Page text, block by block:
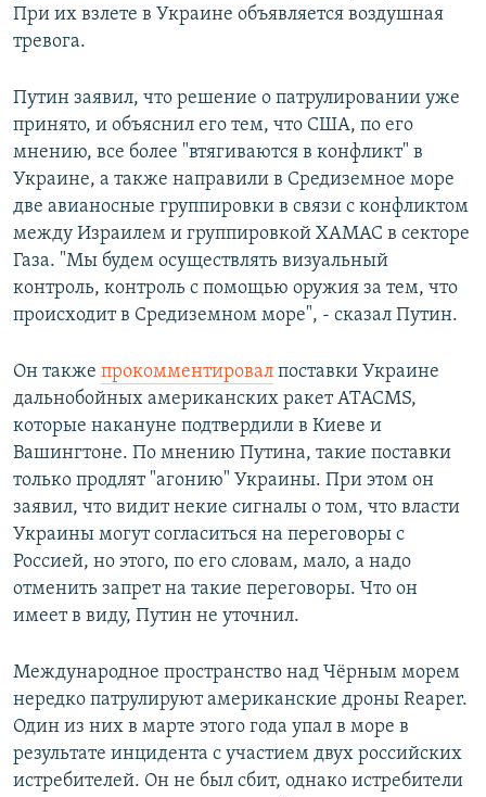
При их взлете в Украине объявляется воздушная
тревога.
Путин заявил, что решение о патрулировании уже
принято, и объяснил его тем, что США, по его
мнению, все более "втягиваются в конфликт" в
Украине, а также направили в Средиземное море
две авианосные группировки в связи с конфликтом
между Израилем и группировкой ХАМАС в секторе
Газа. "Мы будем осуществлять визуальный
контроль, контроль с помощью оружия за тем, что
происходит в Средиземном море", - сказал Путин.
Он также прокомментировал поставки Украине
дальнобойных американских ракет ATACMS,
которые накануне подтвердили в Киеве и
Вашингтоне. По мнению Путина, такие поставки
только продлят "агонию" Украины. При этом он
заявил, что видит некие сигналы о том, что власти
Украины могут согласиться на переговоры с
Россией, но этого, по его словам, мало, а надо
отменить запрет на такие переговоры. Что он
имеет в виду, Путин не уточнил.
Международное пространство над Чёрным морем
нередко патрулируют американские дроны Reaper.
Один из них в марте этого года упал в море в
результате инцидента с участием двух российских
истребителей. Он не был сбит, однако истребители